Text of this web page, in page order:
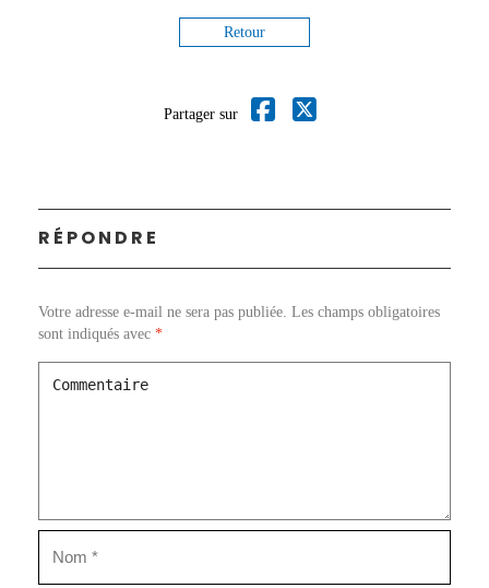
Retour
Partager sur
RÉPONDRE
Votre adresse e-mail ne sera pas publiée. Les champs obligatoires
sont indiqués avec *